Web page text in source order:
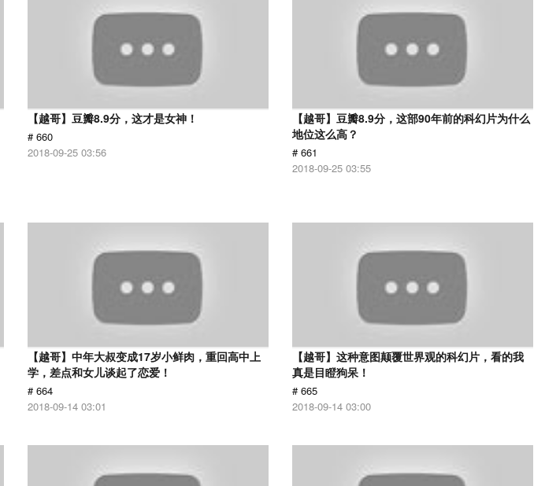
【越哥】豆瓣8.9分，这才是女神！
# 660
2018-09-25 03:56
【越哥】豆瓣8.9分，这部90年前的科幻片为什么
地位这么高？
# 661
2018-09-25 03:55
【越哥】中年大叔变成17岁小鲜肉，重回高中上
学，差点和女儿谈起了恋爱！
# 664
2018-09-14 03:01
【越哥】这种意图颠覆世界观的科幻片，看的我
真是目瞪狗呆！
# 665
2018-09-14 03:00